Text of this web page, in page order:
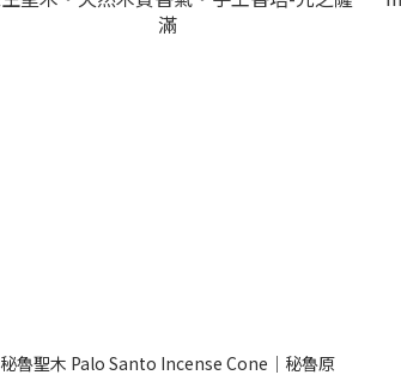
秘魯聖木 Palo Santo Incense Cone｜秘魯原